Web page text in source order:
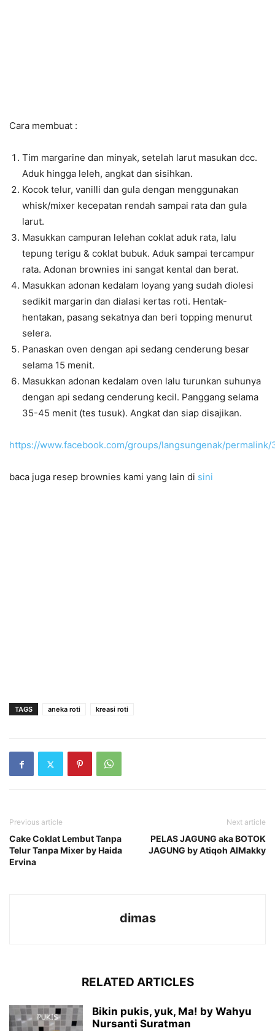
Cara membuat :
Tim margarine dan minyak, setelah larut masukan dcc.
Aduk hingga leleh, angkat dan sisihkan.
Kocok telur, vanilli dan gula dengan menggunakan
whisk/mixer kecepatan rendah sampai rata dan gula
larut.
Masukkan campuran lelehan coklat aduk rata, lalu
tepung terigu & coklat bubuk. Aduk sampai tercampur
rata. Adonan brownies ini sangat kental dan berat.
Masukkan adonan kedalam loyang yang sudah diolesi
sedikit margarin dan dialasi kertas roti. Hentak-
hentakan, pasang sekatnya dan beri topping menurut
selera.
Panaskan oven dengan api sedang cenderung besar
selama 15 menit.
Masukkan adonan kedalam oven lalu turunkan suhunya
dengan api sedang cenderung kecil. Panggang selama
35-45 menit (tes tusuk). Angkat dan siap disajikan.
https://www.facebook.com/groups/langsungenak/
baca juga resep brownies kami yang lain di sini
TAGS aneka roti kreasi roti
Previous article
Cake Coklat Lembut Tanpa
Telur Tanpa Mixer by Haida
Ervina
Next article
PELAS JAGUNG aka BOTOK
JAGUNG by Atiqoh AlMakky
dimas
RELATED ARTICLES
Bikin pukis, yuk, Ma! by Wahyu
Nursanti Suratman